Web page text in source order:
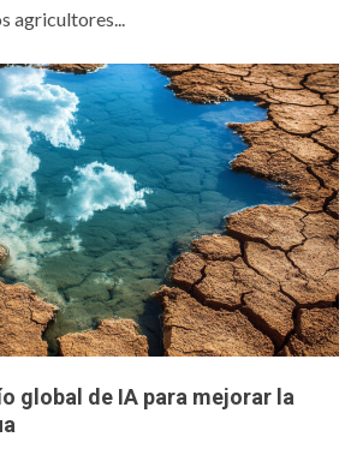
agricultores...
global de IA para mejorar la